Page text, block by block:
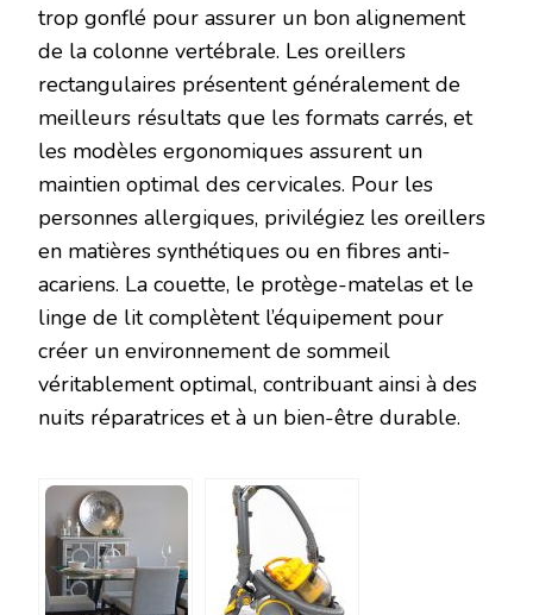
trop gonflé pour assurer un bon alignement
de la colonne vertébrale. Les oreillers
rectangulaires présentent généralement de
meilleurs résultats que les formats carrés, et
les modèles ergonomiques assurent un
maintien optimal des cervicales. Pour les
personnes allergiques, privilégiez les oreillers
en matières synthétiques ou en fibres anti-
acariens. La couette, le protège-matelas et le
linge de lit complètent l’équipement pour
créer un environnement de sommeil
véritablement optimal, contribuant ainsi à des
nuits réparatrices et à un bien-être durable.